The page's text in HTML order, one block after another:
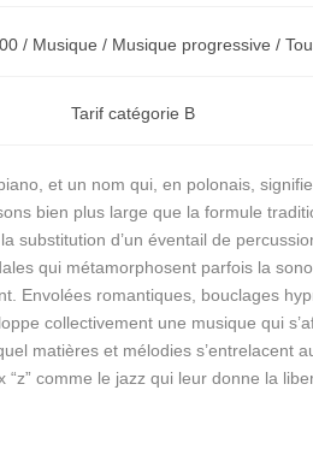
/ Musique / Musique progressive /
Tarif catégorie B
et un nom qui, en polonais,
bien plus large que la formule
substitution d’un éventail de
qui métamorphosent parfois la
Envolées romantiques, bouclages
collectivement une musique qui
matières et mélodies s’entrelacent
comme le jazz qui leur donne la